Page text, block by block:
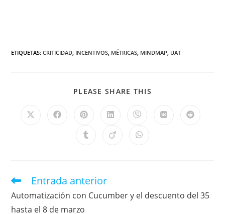
ETIQUETAS:CRITICIDAD, INCENTIVOS, MÉTRICAS, MINDMAP, UAT
PLEASE SHARE THIS
Entrada anterior
Automatización con Cucumber y el descuento del 35
hasta el 8 de marzo